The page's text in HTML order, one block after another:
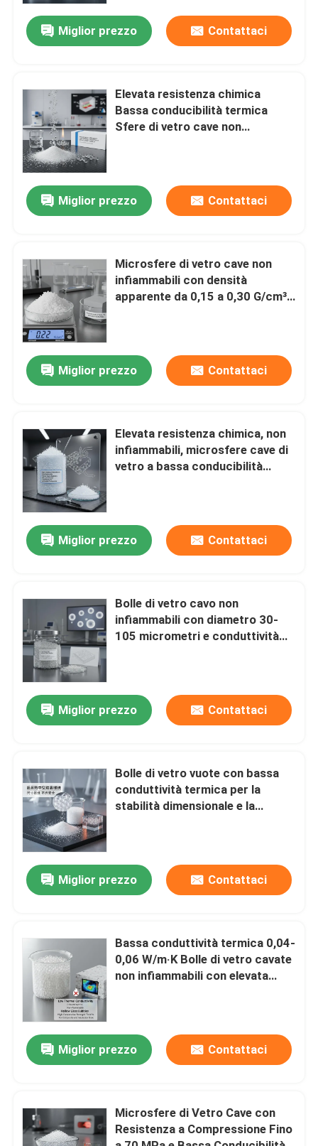
Prodotti
Mostra VR
Chi siamo
Controllo di qualità
Contattaci
notizie
Microsfere di vetro vuote
Miglior prezzo Contattaci
Elevata resistenza chimica
Bassa conducibilità termica
Sfere di vetro cave non
Miglior prezzo Contattaci
Microsfere di vetro cave non
infiammabili con densità
apparente da 0,15 a 0,30 G/cm³
Miglior prezzo Contattaci
Elevata resistenza chimica, non
infiammabili, microsfere cave di
vetro a bassa conducibilità
Miglior prezzo Contattaci
Bolle di vetro cavo non
infiammabili con diametro 30-
105 micrometri e conduttività
Miglior prezzo Contattaci
Bolle di vetro vuote con bassa
conduttività termica per la
stabilità dimensionale e la
Miglior prezzo Contattaci
Bassa conduttività termica 0,04-
0,06 W/m·K Bolle di vetro cavate
non infiammabili con elevata
Miglior prezzo Contattaci
Microsfere di Vetro Cave con
Resistenza a Compressione Fino